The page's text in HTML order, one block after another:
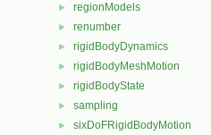
► regionModels
► renumber
► rigidBodyDynamics
► rigidBodyMeshMotion
► rigidBodyState
► sampling
► sixDoFRigidBodyMotion